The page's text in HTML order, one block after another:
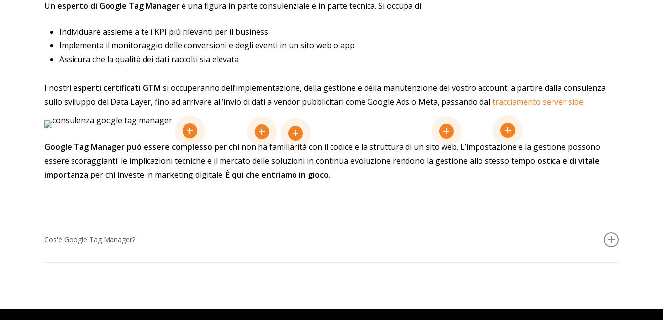
Un esperto di Google Tag Managerè una figura in parte consulenziale e in parte tecnica. Si occupa di:
Individuare assieme a te i KPI più rilevanti per il business
Implementa il monitoraggio delle conversioni e degli eventi in un sito web o app
Assicura che la qualità dei dati raccolti sia elevata
I nostri esperti certificati GTM si occuperanno dell’implementazione, della gestione e della manutenzione del vostro account: a partire dalla consulenza
sullo sviluppo del Data Layer, fino ad arrivare all’invio di dati a vendor pubblicitari come Google Ads o Meta, passando dal tracciamento server side.
Google Tag Manager può essere complesso per chi non ha familiarità con il codice e la struttura di un sito web. L’impostazione e la gestione possono
essere scoraggianti: le implicazioni tecniche e il mercato delle soluzioni in continua evoluzione rendono la gestione allo stesso tempo ostica e di vitale
importanza per chi investe in marketing digitale. È qui che entriamo in gioco.
Cos'è Google Tag Manager?